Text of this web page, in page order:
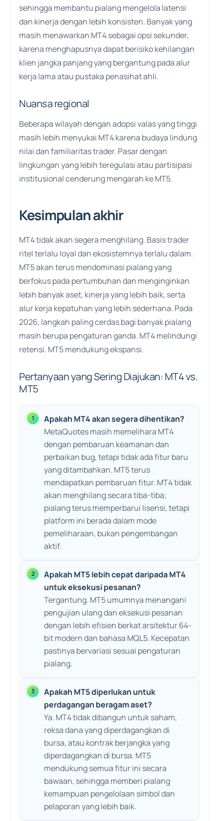
sehingga membantu pialang mengelola latensi
dan kinerja dengan lebih konsisten. Banyak yang
masih menawarkan MT4 sebagai opsi sekunder,
karena menghapusnya dapat berisiko kehilangan
klien jangka panjang yang bergantung pada alur
kerja lama atau pustaka penasihat ahli.
Nuansa regional
Beberapa wilayah dengan adopsi valas yang tinggi
masih lebih menyukai MT4 karena budaya lindung
nilai dan familiaritas trader. Pasar dengan
lingkungan yang lebih teregulasi atau partisipasi
institusional cenderung mengarah ke MT5.
Kesimpulan akhir
MT4 tidak akan segera menghilang. Basis trader
ritel terlalu loyal dan ekosistemnya terlalu dalam.
MT5 akan terus mendominasi pialang yang
berfokus pada pertumbuhan dan menginginkan
lebih banyak aset, kinerja yang lebih baik, serta
alur kerja kepatuhan yang lebih sederhana. Pada
2026, langkah paling cerdas bagi banyak pialang
masih berupa pengaturan ganda. MT4 melindungi
retensi. MT5 mendukung ekspansi.
Pertanyaan yang Sering Diajukan: MT4 vs.
MT5
Apakah MT4 akan segera dihentikan?
MetaQuotes masih memelihara MT4
dengan pembaruan keamanan dan
perbaikan bug, tetapi tidak ada fitur baru
yang ditambahkan. MT5 terus
mendapatkan pembaruan fitur. MT4 tidak
akan menghilang secara tiba-tiba;
pialang terus memperbarui lisensi, tetapi
platform ini berada dalam mode
pemeliharaan, bukan pengembangan
aktif.
Apakah MT5 lebih cepat daripada MT4
untuk eksekusi pesanan?
Tergantung. MT5 umumnya menangani
pengujian ulang dan eksekusi pesanan
dengan lebih efisien berkat arsitektur 64-
bit modern dan bahasa MQL5. Kecepatan
pastinya bervariasi sesuai pengaturan
pialang.
Apakah MT5 diperlukan untuk
perdagangan beragam aset?
Ya. MT4 tidak dibangun untuk saham,
reksa dana yang diperdagangkan di
bursa, atau kontrak berjangka yang
diperdagangkan di bursa. MT5
mendukung semua fitur ini secara
bawaan, sehingga memberi pialang
kemampuan pengelolaan simbol dan
pelaporan yang lebih baik.